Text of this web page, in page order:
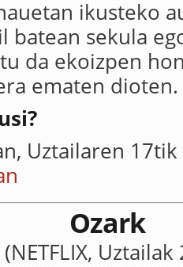
ikusteko
batean sekula
da ekoizpen
ematen dioten.
Uztailaren
Ozark
(NETFLIX, Uztailak